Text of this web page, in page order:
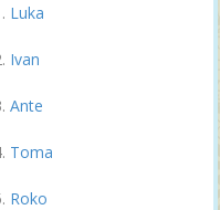
Luka
Ivan
Ante
Toma
Roko